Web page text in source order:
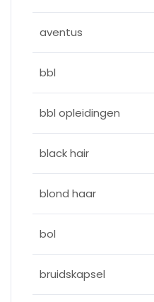
aventus
bbl
bbl opleidingen
black hair
blond haar
bol
bruidskapsel